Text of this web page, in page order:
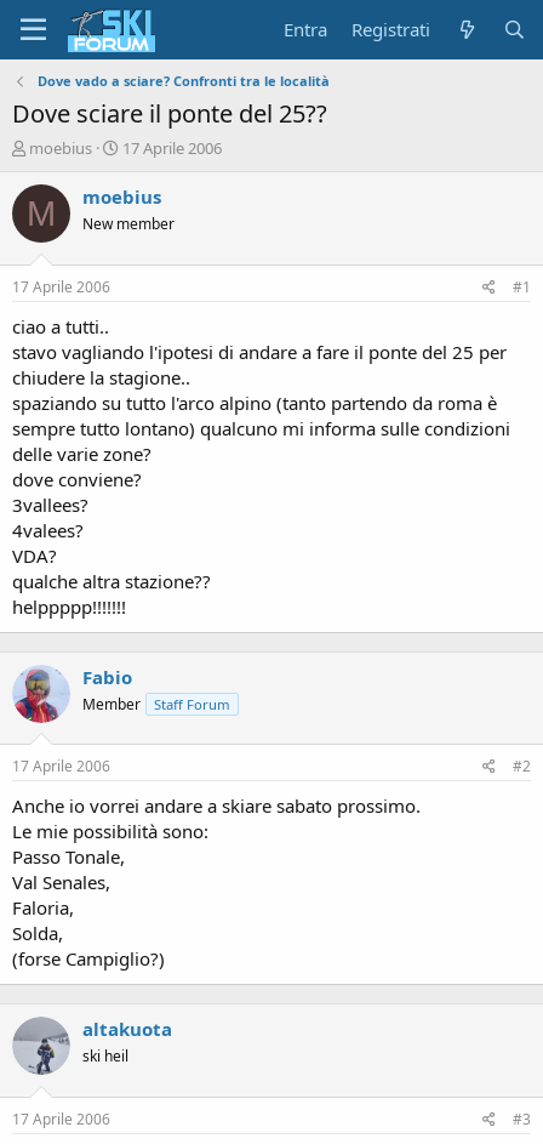
Entra Registrati
Dove vado a sciare? Confronti tra le località
Dove sciare il ponte del 25??
A
t
o
r
d
s
u
s
s
i
o
n
moebius
D
t
d
i
o
17 Aprile 2006
M moebius
New member
17 Aprile 2006 #1
ciao a tutti..
stavo vagliando l'ipotesi di andare a fare il ponte del 25 per
chiudere la stagione..
spaziando su tutto l'arco alpino (tanto partendo da roma è
sempre tutto lontano) qualcuno mi informa sulle condizioni
delle varie zone?
dove conviene?
3vallees?
4valees?
VDA?
qualche altra stazione??
helppppp!!!!!!!
Fabio
Member Staff Forum
17 Aprile 2006 #2
Anche io vorrei andare a skiare sabato prossimo.
Le mie possibilità sono:
Passo Tonale,
Val Senales,
Faloria,
Solda,
(forse Campiglio?)
altakuota
ski heil
17 Aprile 2006 #3